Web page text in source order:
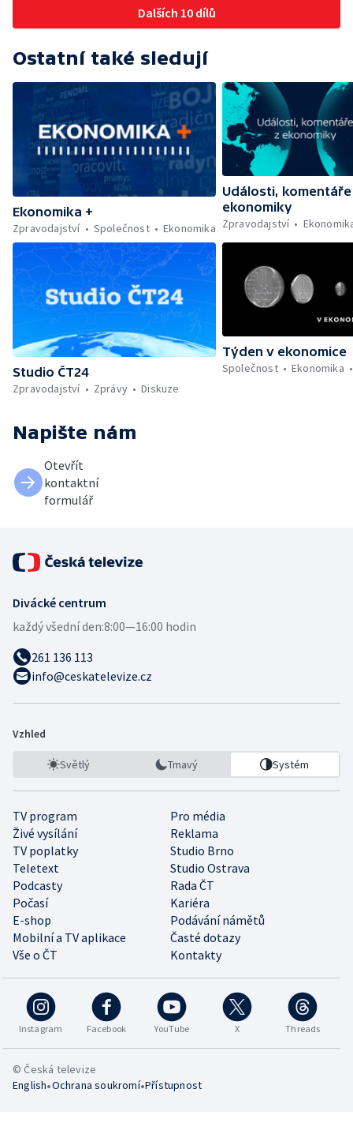
Dalších 10 dílů
Ostatní také sledují
Ekonomika +
Zpravodajství
Společnost Ekonomika
Události, komentáře
ekonomiky
Zpravodajství
Studio ČT24
Zpravodajství
Zprávy Diskuze
Týden v ekonomice
Společnost
Ekonomika
Napište nám
Otevřít
kontaktní
formulář
Divácké centrum
každý všední den:8:00—16:00 hodin
261 136 113
info@ceskatelevize.cz
Vzhled
Světlý Tmavý Systém
TV program
Pro média
Živé vysílání
Reklama
TV poplatky
Studio Brno
Teletext
Studio Ostrava
Podcasty
Rada ČT
Počasí
Kariéra
E-shop
Podávání námětů
Mobilní a TV aplikace
Časté dotazy
Vše o ČT
Kontakty
Instagram Facebook YouTube X Threads
© Česká televize
English•Ochrana soukromí•Přístupnost